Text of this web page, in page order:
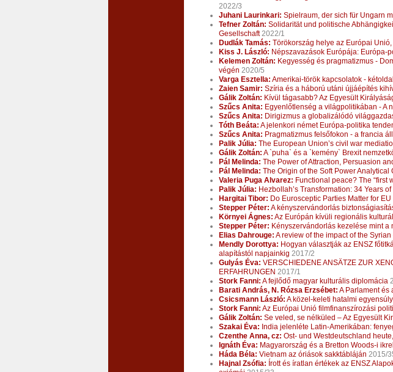
2022/3
Juhani Laurinkari: Spielraum, der sich für Ungarn
Tefner Zoltán: Solidarität und politische
Gesellschaft2022/1
Dudlák Tamás: Törökország helye az Európai
Kiss J. László: Népszavazások Európája: Európa-
Kelemen Zoltán: Kegyesség és pragmatizmus -
végén 2020/5
Varga Esztella: Amerikai-török kapcsolatok -
Zaien Samir: Szíria és a háború utáni újjáépítés
Gálik Zoltán: Kívül tágasabb? Az Egyesült
Szűcs Anita: Egyenlőtlenség a világpolitikában - A
Szűcs Anita: Dirigizmus a globalizálódó
Tóth Beáta: A jelenkori német Európa-politika
Szűcs Anita: Pragmatizmus felsőfokon - a francia
Palik Júlia: The European Union’s civil war
Gálik Zoltán: A `puha` és a `kemény` Brexit
Pál Melinda: The Power of Attraction, Persuasion
Pál Melinda: The Origin of the Soft Power Analytical
Valeria Puga Alvarez: Functional peace? The “first
Palik Júlia: Hezbollah’s Transformation: 34 Years
Hargitai Tibor: Do Eurosceptic Parties Matter for
Stepper Péter: A kényszervándorlás
Környei Ágnes: Az Európán kívüli regionális
Stepper Péter: Kényszervándorlás kezelése mint a
Elias Dahrouge: A review of the impact of the
Mendly Dorottya: Hogyan választják az ENSZ
alapítástól napjainkig 2017/2
Gulyás Éva: VERSCHIEDENE ANSÄTZE ZUR
ERFAHRUNGEN 2017/1
Stork Fanni: A fejlődő magyar kulturális diplomácia
Barati András, N. Rózsa Erzsébet: A Parlament és
Csicsmann László: A közel-keleti hatalmi
Stork Fanni: Az Európai Unió filmfinanszírozási
Gálik Zoltán: Se veled, se nélküled – Az Egyesült
Szakai Éva: India jelenléte Latin-Amerikában:
Czenthe Anna, cz: Ost- und Westdeutschland
Ignáth Éva: Magyarország és a Bretton Woods-i
Háda Béla: Vietnam az óriások sakktábláján 2015/
Hajnal Zsófia: Írott és íratlan értékek az ENSZ